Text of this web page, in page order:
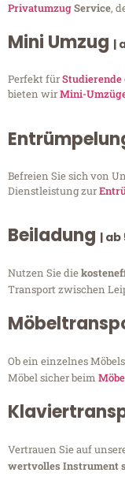
PrivatumzugService,
Mini Umzug |
Perfekt fürStudierende
bieten wirMini-
Befreien Sie sich von
Dienstleistung zur
Beiladung |
Nutzen Sie die
Transport zwischen
Ob ein einzelnes
Möbel sicher beim
Vertrauen Sie auf
wertvolles Instrument